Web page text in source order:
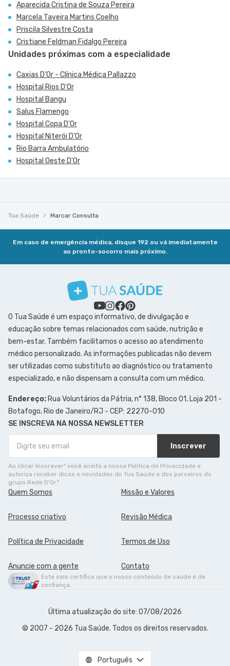
Aparecida Cristina de Souza Pereira
Marcela Taveira Martins Coelho
Priscila Silvestre Costa
Cristiane Feldman Fidalgo Pereira
Unidades próximas com a especialidade
Caxias D'Or - Clínica Médica Pallazzo
Hospital Rios D'Or
Hospital Bangu
Salus Flamengo
Hospital Copa D'Or
Hospital Niterói D'Or
Rio Barra Ambulatório
Hospital Oeste D'Or
Tua Saúde Marcar Consulta
Em caso de emergência médica, disque 192 ou vá imediatamente
ao pronto-socorro mais próximo.
O Tua Saúde é um espaço informativo, de divulgação e
educação sobre temas relacionados com saúde, nutrição e
bem-estar. Também facilitamos o acesso ao atendimento
médico personalizado. As informações publicadas não devem
ser utilizadas como substituto ao diagnóstico ou tratamento
especializado, e não dispensam a consulta com um médico.
Endereço: Rua Voluntários da Pátria, n° 138, Bloco 01, Loja 201 -
Botafogo, Rio de Janeiro/RJ - CEP: 22270-010
SE INSCREVA NA NOSSA NEWSLETTER
Inscrever
Ao clicar Inscrever" você aceita a nossa Política de Privacidade e
autoriza receber dicas e novidades do Tua Saúde e dos parceiros do
grupo Rede D'Or."
Quem Somos Missão e Valores
Processo criativo Revisão Médica
Política de Privacidade Termos de Uso
Anuncie com a gente Contato
Este selo certifica que o nosso conteúdo de saúde é de
confiança.
Última atualização do site: 07/08/2026
© 2007 - 2026 Tua Saúde. Todos os direitos reservados.
Português